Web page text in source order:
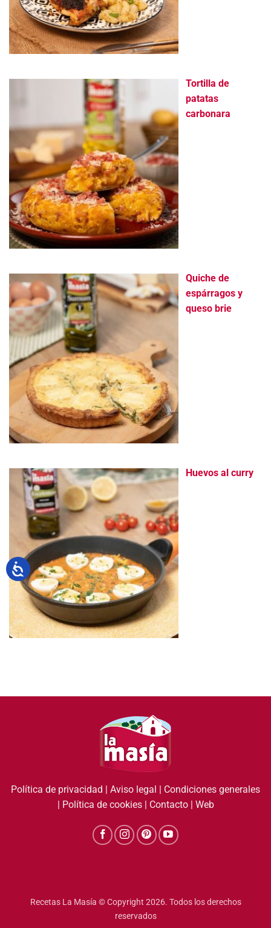
Tortilla de
patatas
carbonara
Quiche de
espárragos y
queso brie
Huevos al curry
Política de privacidad Aviso legal
Condiciones generales
Política de cookies| Contacto| Web
Recetas La Masía © Copyright 2026. Todos los derechos
reservados